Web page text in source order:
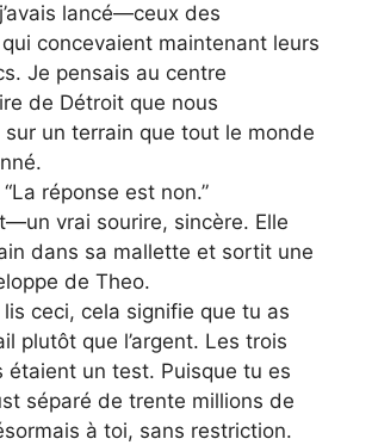
lancé—ceux des
qui concevaient maintenant leurs
Je pensais au centre
de Détroit que nous
sur un terrain que tout le monde
réponse est non.”
vrai sourire, sincère. Elle
dans sa mallette et sortit une
de Theo.
lis ceci, cela signifie que tu as
plutôt que l’argent. Les trois
étaient un test. Puisque tu es
séparé de trente millions de
à toi, sans restriction.